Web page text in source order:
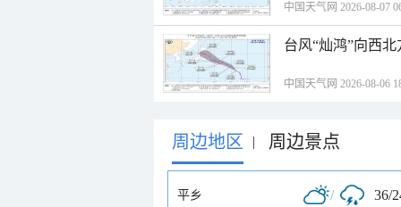
中国天气网 2026-08-07
台风“灿鸿”向西
中国天气网 2026-08-06
周边地区 | 周边景点
平乡 / 36/